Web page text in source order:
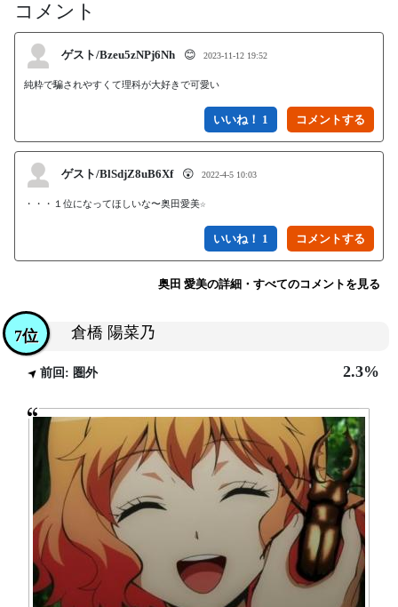
コメント
ゲスト/Bzeu5zNPj6Nh 😊 2023-11-12 19:52
純粋で騙されやすくて理科が大好きで可愛い
いいね！ 1
ゲスト/BlSdjZ8uB6Xf 😲 2022-4-5 10:03
・・・１位になってほしいな〜奥田愛美☆
いいね！ 1
奥田 愛美の詳細・すべてのコメントを見る
倉橋 陽菜乃
7位
前回: 圏外 2.3%